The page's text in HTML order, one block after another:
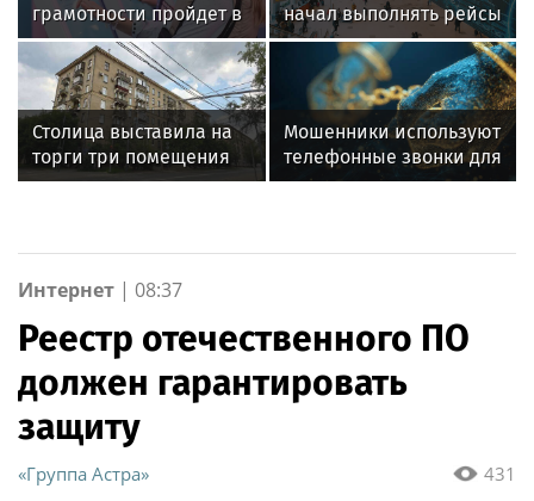
грамотности пройдет в
рамках проекта «Лето в
Москве»
начал выполнять рейсы
по согласованию
Столица выставила на
торги три помещения
для бизнеса на улице 8
Мошенники используют
телефонные звонки для
давления на жертв
Интернет | 08:37
Реестр отечественного ПО
должен гарантировать
защиту
431
«Группа Астра»